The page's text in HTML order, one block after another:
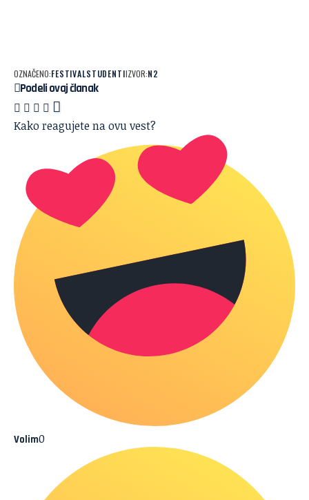
OZNAČENO:FESTIVALSTUDENTIIZVOR:N2
Podeli ovaj članak
Kako reagujete na ovu vest?
Volim0